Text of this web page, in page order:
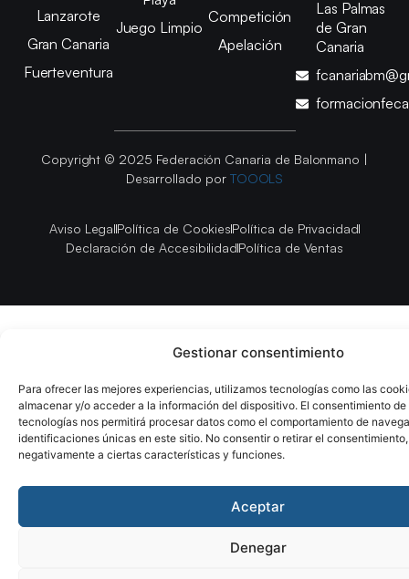
Gestionar consentimiento
Para ofrecer las mejores experiencias, utilizamos tecnologías como las
almacenar y/o acceder a la información del dispositivo. El consentimiento de
tecnologías nos permitirá procesar datos como el comportamiento de
identificaciones únicas en este sitio. No consentir o retirar el
negativamente a ciertas características y funciones.
Aceptar
Denegar
Lanzarote
Gran Canaria
Fuerteventura
Juego Limpio
Competición
Apelación
Las Palmas
de Gran
Canaria
Copyright © 2025 Federación Canaria de Balonmano |
Desarrollado por TOOOLS
Aviso LegalPolítica de CookiesPolítica de Privacidad
Declaración de AccesibilidadPolítica de Ventas